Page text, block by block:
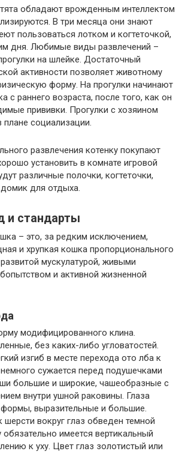
обладают врожденным интеллектом
В три месяца они знают
пользоваться лотком и когтеточкой,
дня. Любимые виды развлечений –
на шлейке. Достаточный
активности позволяет животному
форму. На прогулки начинают
с раннего возраста, после того, как он
прививки. Прогулки с хозяином
социализации.
развлечения котенку покупают
установить в комнате игровой
различные полочки, когтеточки,
для отдыха.
и стандарты
– это, за редким исключением,
и хрупкая кошка пропорционального
мускулатурой, живыми
и активной жизненной
модифицированного клина.
без каких-либо угловатостей.
изгиб в месте перехода ото лба к
сужается перед подушечками
большие и широкие, чашеобразные с
внутри ушной раковины. Глаза
выразительные и большие.
шерсти вокруг глаз обведен темной
обязательно имеется вертикальный
к уху. Цвет глаз золотистый или